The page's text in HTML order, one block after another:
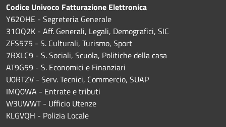
Codice Univoco Fatturazione Elettronica
Y62OHE - Segreteria Generale
31OQ2K - Aff. Generali, Legali, Demografici, SIC
ZFS575 - S. Culturali, Turismo, Sport
7RXLC9 - S. Sociali, Scuola, Politiche della casa
AT9G59 - S. Economici e Finanziari
U0RTZV - Serv. Tecnici, Commercio, SUAP
IMQ0WA - Entrate e tributi
W3UWWT - Ufficio Utenze
KLGVQH - Polizia Locale